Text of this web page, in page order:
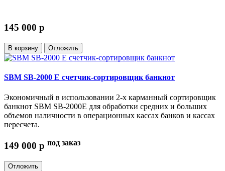
145 000 p
В корзину Отложить
SBM SB-2000 E счетчик-сортировщик банкнот
Экономичный в использовании 2-х карманный сортировщик
банкнот SBM SB-2000Е для обработки средних и больших
объемов наличности в операционных кассах банков и кассах
пересчета.
149 000 p под заказ
Отложить